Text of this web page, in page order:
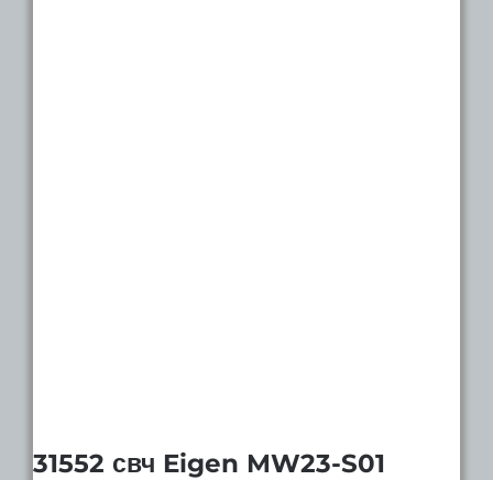
31552 свч Eigen MW23-S01